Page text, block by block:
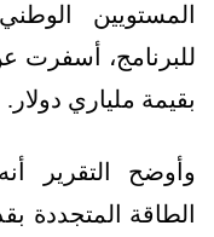
المستويين
للبرنامج، أسفرت
بقيمة ملياري دولار.
وأوضح التقرير